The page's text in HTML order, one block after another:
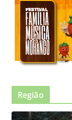
Região